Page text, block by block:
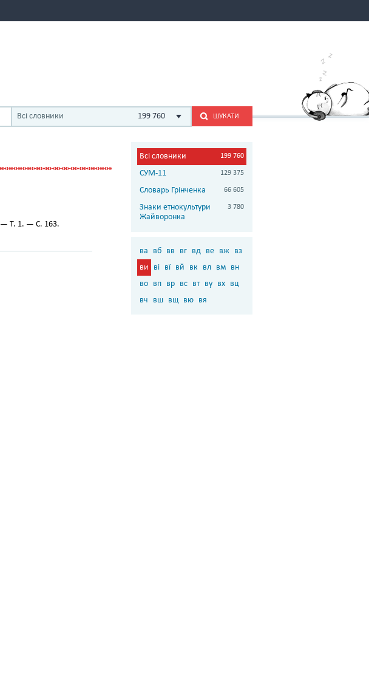
Всі словники 199 760 ШУКАТИ
— Т. 1. — С. 163.
Всі словники 199 760
СУМ-11 129 375
Словарь Грінченка 66 605
Знаки етнокультури
Жайворонка
3 780
ва вб вв вг вд ве вж вз
ви
ві вї вй вк вл вм вн
во вп вр вс вт ву вх вц
вч
вш вщ вю вя